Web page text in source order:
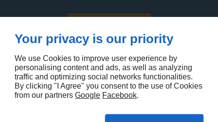
Your privacy is our priority
We use Cookies to improve user experience by
personalising content and ads, as well as analyzing
traffic and optimizing social networks functionalities.
By clicking "I Agree" you consent to the use of Cookies
from our partners Google Facebook.